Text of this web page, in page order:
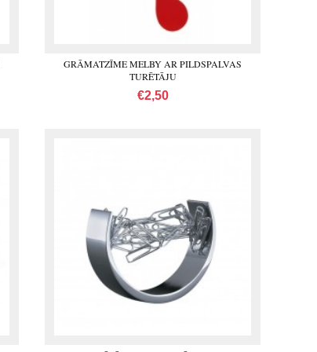
GRĀMATZĪME MELBY AR PILDSPALVAS
TURĒTĀJU
€2,50